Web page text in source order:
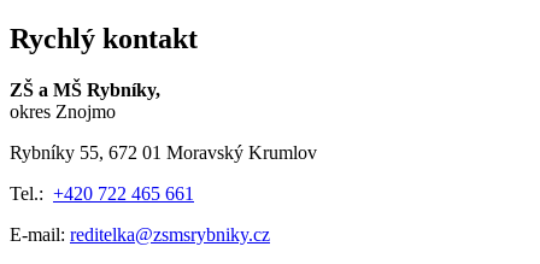
Rychlý kontakt
ZŠ a MŠ Rybníky,
okres Znojmo
Rybníky 55, 672 01 Moravský Krumlov
Tel.: +420 722 465 661
E-mail: reditelka@zsmsrybniky.cz